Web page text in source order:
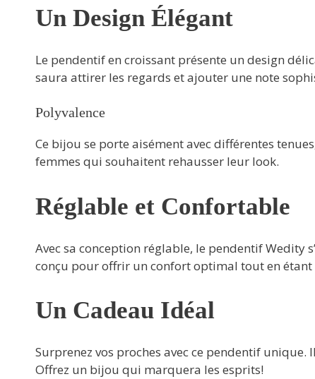
Un Design Élégant
Le pendentif en croissant présente un design
saura attirer les regards et ajouter une note
Polyvalence
Ce bijou se porte aisément avec différentes
femmes qui souhaitent rehausser leur look.
Réglable et Confortable
Avec sa conception réglable, le pendentif Wedity
conçu pour offrir un confort optimal tout en étant
Un Cadeau Idéal
Surprenez vos proches avec ce pendentif
Offrez un bijou qui marquera les esprits!